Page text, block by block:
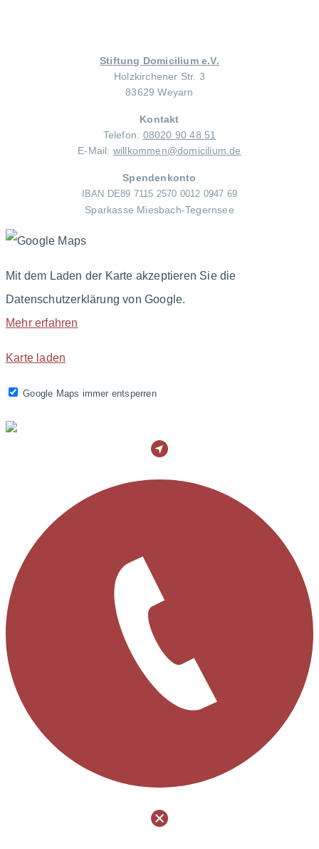
Stiftung Domicilium e.V.
Holzkirchener Str. 3
83629 Weyarn
Kontakt
Telefon: 08020 90 48 51
E-Mail: willkommen@domicilium.de
Spendenkonto
IBAN DE89 7115 2570 0012 0947 69
Sparkasse Miesbach-Tegernsee
Mit dem Laden der Karte akzeptieren Sie die
Datenschutzerklärung von Google.
Mehr erfahren
Karte laden
Google Maps immer entsperren